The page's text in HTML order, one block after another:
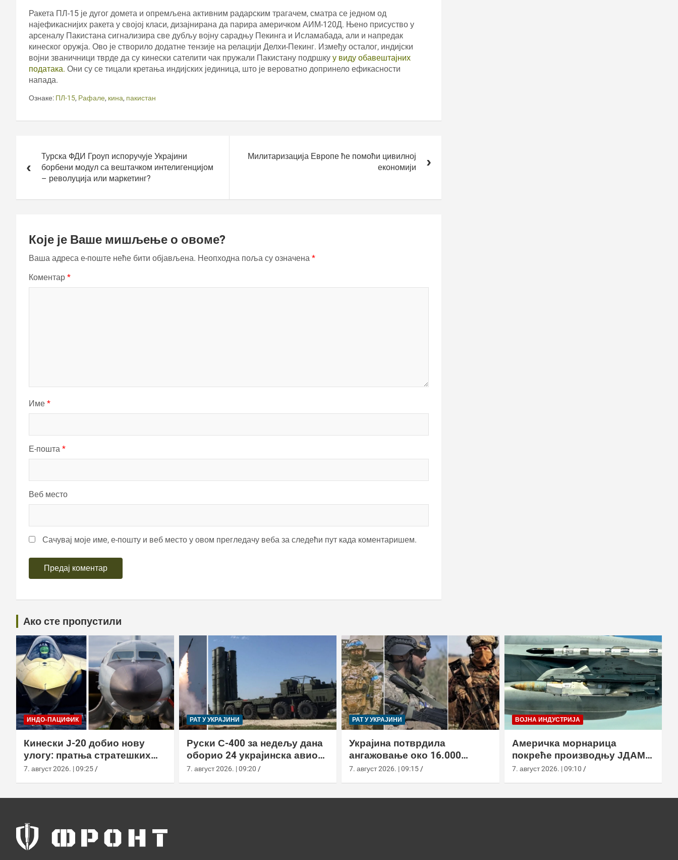
Ракета ПЛ-15 је дугог домета и опремљена активним радарским трагачем, сматра се једном од
најефикаснијих ракета у својој класи, дизајнирана да парира америчком АИМ-120Д. Њено присуство у
арсеналу Пакистана сигнализира све дубљу војну сарадњу Пекинга и Исламабада, али и напредак
кинеског оружја. Ово је створило додатне тензије на релацији Делхи-Пекинг. Између осталог, индијски
војни званичници тврде да су кинески сателити чак пружали Пакистану подршку у виду обавештајних
података. Они су се тицали кретања индијских јединица, што је вероватно допринело ефикасности
напада.
Ознаке: ПЛ-15, Рафале, кина, пакистан
чланкаТурска ФДИ Гроуп испоручује Украјини
борбени модул са вештачком интелигенцијом
– револуција или маркетинг?
Милитаризација Европе ће помоћи цивилној
економији
Које је Ваше мишљење о овоме?
Ваша адреса е-поште неће бити објављена. Неопходна поља су означена *
Коментар *
Име *
Е-пошта *
Веб место
Сачувај моје име, е-пошту и веб место у овом прегледачу веба за следећи пут када коментаришем.
Ако сте пропустили
ИНДО-ПАЦИФИК
Кинески Ј-20 добио нову
улогу: пратња стратешких
бомбардера Х-6Н
7. август 2026. | 09:25
РАТ У УКРАЈИНИ
Руски С-400 за недељу дана
оборио 24 украјинска авиона
новом тактиком заседе
7. август 2026. | 09:20
РАТ У УКРАЈИНИ
Украјина потврдила
ангажовање око 16.000
страних бораца из 72 земље
7. август 2026. | 09:15
ВОЈНА ИНДУСТРИЈА
Америчка морнарица
покреће производњу ЈДАМ-
ЛР за Супер Хорнет
7. август 2026. | 09:10